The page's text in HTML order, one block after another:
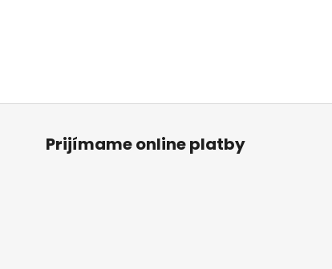
Prijímame online platby